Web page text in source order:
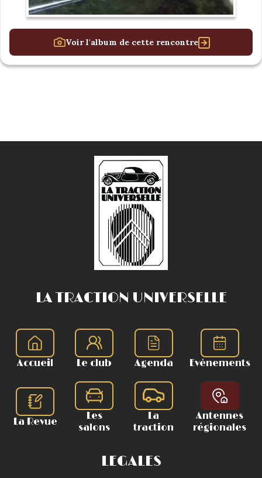
Voir l'album de cette rencontre
LA TRACTION UNIVERSELLE
Accueil Le club Agenda Evènements
La Revue
Les
salons
La
traction
Antennes
régionales
LEGALES